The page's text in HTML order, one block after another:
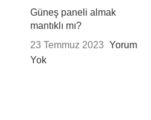
Güneş paneli almak
mantıklı mı?
23 Temmuz 2023 Yorum
Yok